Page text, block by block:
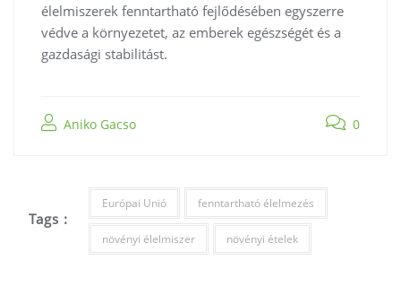
élelmiszerek fenntartható fejlődésében egyszerre
védve a környezetet, az emberek egészségét és a
gazdasági stabilitást.
Aniko Gacso 0
Tags :
Európai Unió fenntartható élelmezés
növényi élelmiszer növényi ételek